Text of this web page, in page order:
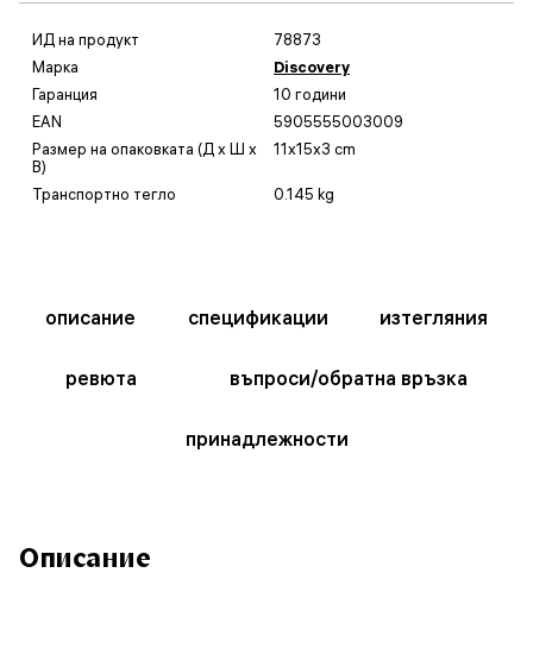
ИД на продукт
78873
Марка
Discovery
Гаранция
10 години
EAN
5905555003009
Размер на опаковката (Д x Ш x
В)
11x15x3 cm
Транспортно тегло 0.145 kg
описание спецификации изтегляния
ревюта въпроси/обратна връзка
принадлежности
Описание